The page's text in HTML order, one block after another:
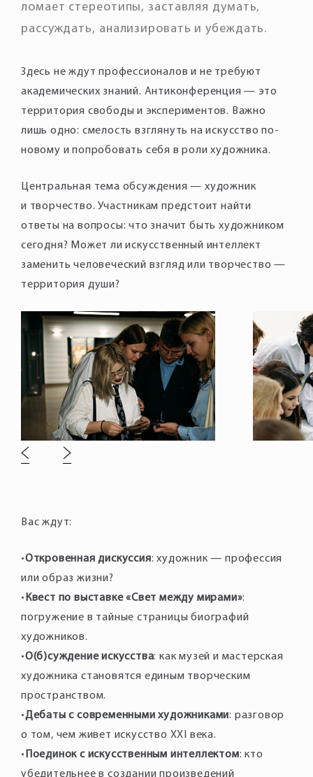
ломает стереотипы, заставляя думать,
рассуждать, анализировать и убеждать.
Здесь не ждут профессионалов и не требуют
академических знаний. Антиконференция — это
территория свободы и экспериментов. Важно
лишь одно: смелость взглянуть на искусство по-
новому и попробовать себя в роли художника.
Центральная тема обсуждения — художник
и творчество. Участникам предстоит найти
ответы на вопросы: что значит быть художником
сегодня? Может ли искусственный интеллект
заменить человеческий взгляд или творчество —
территория души?
Вас ждут:
•Откровенная дискуссия: художник — профессия
или образ жизни?
• Квест по выставке «Свет между мирами»:
погружение в тайные страницы биографий
художников.
•О(б)суждение искусства: как музей и мастерская
художника становятся единым творческим
пространством.
•Дебаты с современными художниками: разговор
о том, чем живет искусство XXI века.
•
Поединок с искусственным интеллектом: кто
убедительнее в создании произведений